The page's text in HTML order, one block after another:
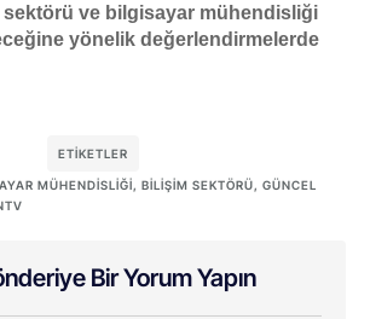
sektörü ve bilgisayar mühendisliği
yönelik değerlendirmelerde
ETIKETLER
MÜHENDISLIĞI, BILIŞIM SEKTÖRÜ, GÜNCEL
Bir Yorum Yapın